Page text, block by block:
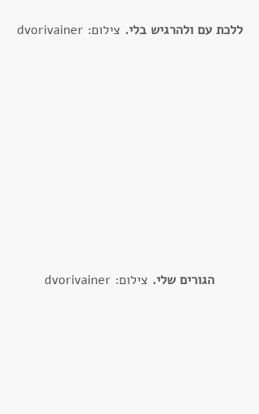
ללכת עם ולהרגיש בלי. צילום: dvorivainer
הגורים שלי. צילום: dvorivainer